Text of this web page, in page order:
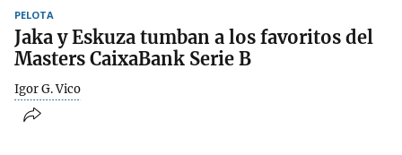
PELOTA
Jaka y Eskuza tumban a los favoritos del
Masters CaixaBank Serie B
Igor G. Vico